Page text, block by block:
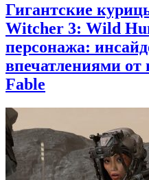
Гигантские
Witcher 3: Wild
персонажа:
впечатлениями от
Fable